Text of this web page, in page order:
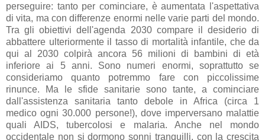
perseguire: tanto per cominciare, è aumentata l'aspettativa
di vita, ma con differenze enormi nelle varie parti del mondo.
Tra gli obiettivi dell'agenda 2030 compare il desiderio di
abbattere ulteriormente il tasso di mortalità infantile, che da
qui al 2030 colpirà ancora 56 milioni di bambini di età
inferiore ai 5 anni. Sono numeri enormi, soprattutto se
consideriamo quanto potremmo fare con piccolissime
rinunce. Ma le sfide sanitarie sono tante, a cominciare
dall'assistenza sanitaria tanto debole in Africa (circa 1
medico ogni 30.000 persone!), dove imperversano malattie
quali AIDS, tubercolosi e malaria. Anche nel mondo
occidentale non si dormono sonni tranquilli, con la crescita